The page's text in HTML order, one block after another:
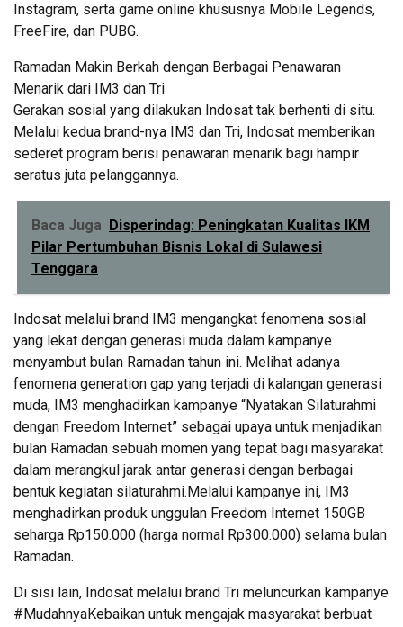
Instagram, serta game online khususnya Mobile Legends,
FreeFire, dan PUBG.
Ramadan Makin Berkah dengan Berbagai Penawaran
Menarik dari IM3 dan Tri
Gerakan sosial yang dilakukan Indosat tak berhenti di situ.
Melalui kedua brand-nya IM3 dan Tri, Indosat memberikan
sederet program berisi penawaran menarik bagi hampir
seratus juta pelanggannya.
Baca Juga
Disperindag: Peningkatan Kualitas IKM
Pilar Pertumbuhan Bisnis Lokal di Sulawesi
Tenggara
Indosat melalui brand IM3 mengangkat fenomena sosial
yang lekat dengan generasi muda dalam kampanye
menyambut bulan Ramadan tahun ini. Melihat adanya
fenomena generation gap yang terjadi di kalangan generasi
muda, IM3 menghadirkan kampanye “Nyatakan Silaturahmi
dengan Freedom Internet” sebagai upaya untuk menjadikan
bulan Ramadan sebuah momen yang tepat bagi masyarakat
dalam merangkul jarak antar generasi dengan berbagai
bentuk kegiatan silaturahmi.Melalui kampanye ini, IM3
menghadirkan produk unggulan Freedom Internet 150GB
seharga Rp150.000 (harga normal Rp300.000) selama bulan
Ramadan.
Di sisi lain, Indosat melalui brand Tri meluncurkan kampanye
#MudahnyaKebaikan untuk mengajak masyarakat berbuat